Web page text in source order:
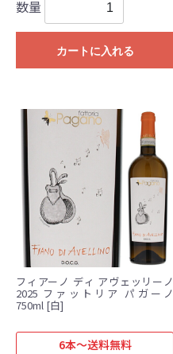
数量
カートに入れる
フィアーノ ディ アヴェッリーノ
2025 ファットリア パガーノ
750ml [白]
6本～送料無料